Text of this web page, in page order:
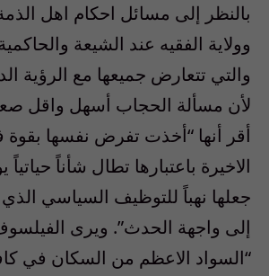
بالنظر إلى مسائل احكام اهل
وولاية الفقيه عند الشيعة
والتي تتعارض جميعها مع الرؤية
لأن مسألة الحجاب أسهل واقل
أقر أنها “أخذت تفرض نفسها بقوة
الاخيرة باعتبارها تطال شأناً حياتياً
جعلها نهباً للتوظيف السياسي
إلى واجهة الحدث”. ويرى
“السواد الاعظم من السكان في